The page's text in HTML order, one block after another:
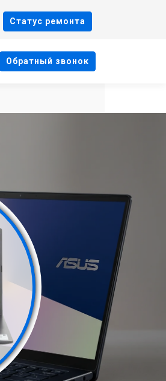
Cтатус ремонта
Oбратный звонок